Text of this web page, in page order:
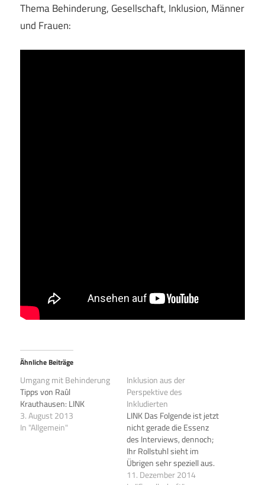
Thema Behinderung, Gesellschaft, Inklusion, Männer
und Frauen:
Ähnliche Beiträge
Umgang mit Behinderung
Tipps von Raûl
Krauthausen: LINK
3. August 2013
In "Allgemein"
Inklusion aus der
Perspektive des
Inkludierten
LINK Das Folgende ist jetzt
nicht gerade die Essenz
des Interviews, dennoch;
Ihr Rollstuhl sieht im
Übrigen sehr speziell aus.
War der teuer? Der hier hat
11. Dezember 2014